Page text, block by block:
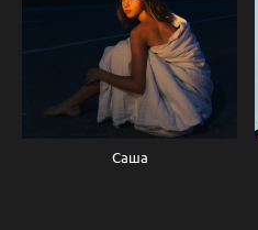
Саша